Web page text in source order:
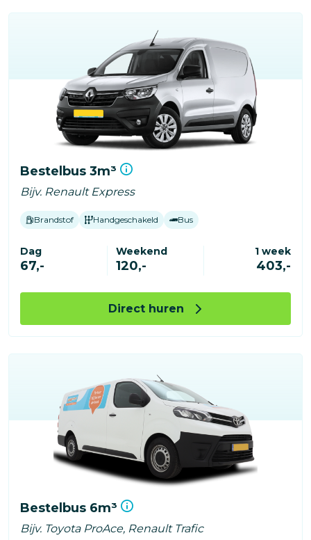
Bestelbus 3m³
Bijv. Renault Express
Brandstof Handgeschakeld Bus
Dag
67,-
Weekend
120,-
1 week
403,-
Direct huren
Bestelbus 6m³
Bijv. Toyota ProAce, Renault Trafic